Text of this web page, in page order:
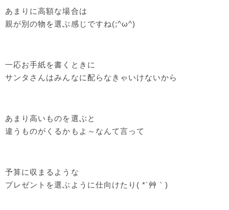
あまりに高額な場合は
親が別の物を選ぶ感じですね(;^ω^)
一応お手紙を書くときに
サンタさんはみんなに配らなきゃいけないから
あまり高いものを選ぶと
違うものがくるかもよ～なんて言って
予算に収まるような
プレゼントを選ぶように仕向けたり( *´艸｀)